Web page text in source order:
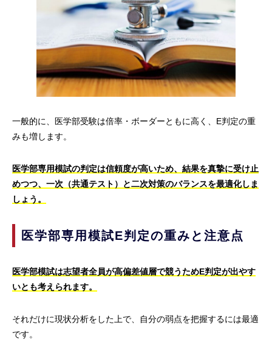
一般的に、医学部受験は倍率・ボーダーともに高く、E判定の重
みも増します。
医学部専用模試の判定は信頼度が高いため、結果を真摯に受け止
めつつ、一次（共通テスト）と二次対策のバランスを最適化しま
しょう。
医学部専用模試E判定の重みと注意点
医学部模試は志望者全員が高偏差値層で競うためE判定が出やす
いとも考えられます。
それだけに現状分析をした上で、自分の弱点を把握するには最適
です。